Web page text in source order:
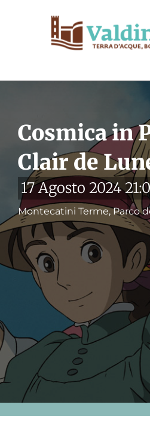
Cosmica in
Clair de
17 Agosto 2024
Montecatini Terme, Parco